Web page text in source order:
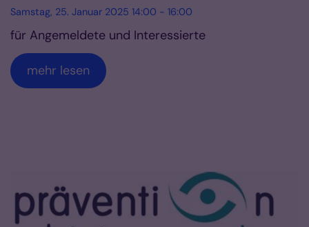
Samstag, 25. Januar 2025 14:00 - 16:00
für Angemeldete und Interessierte
mehr lesen